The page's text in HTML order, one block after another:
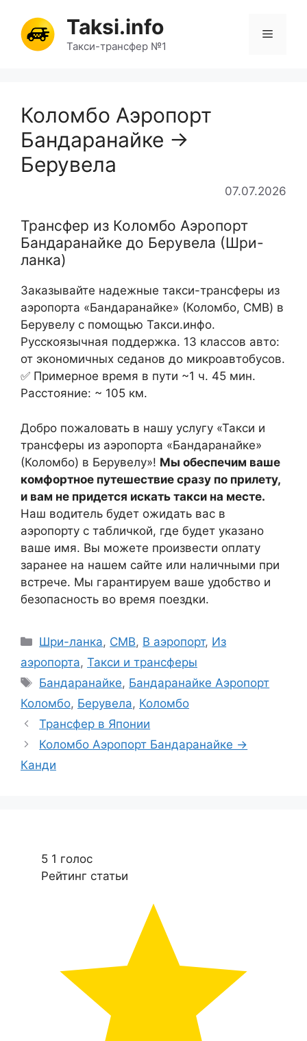
содержимому
Taksi.info
Такси-трансфер №1
Меню
Коломбо Аэропорт
Бандаранайке →
Берувела
07.07.2026
Трансфер из Коломбо Аэропорт
Бандаранайке до Берувела (Шри-
ланка)
Заказывайте надежные такси-трансферы из
аэропорта «Бандаранайке» (Коломбо, CMB) в
Берувелу с помощью Такси.инфо.
Русскоязычная поддержка. 13 классов авто:
от экономичных седанов до микроавтобусов.
✅ Примерное время в пути ~1 ч. 45 мин.
Расстояние: ~ 105 км.
Добро пожаловать в нашу услугу «Такси и
трансферы из аэропорта «Бандаранайке»
(Коломбо) в Берувелу»! Мы обеспечим ваше
комфортное путешествие сразу по прилету,
и вам не придется искать такси на месте.
Наш водитель будет ожидать вас в
аэропорту с табличкой, где будет указано
ваше имя. Вы можете произвести оплату
заранее на нашем сайте или наличными при
встрече. Мы гарантируем ваше удобство и
безопасность во время поездки.
Рубрики
Шри-ланка, CMB, В аэропорт, Из
аэропорта, Такси и трансферы
Метки
Бандаранайке, Бандаранайке Аэропорт
Коломбо, Берувела, Коломбо
Трансфер в Японии
Коломбо Аэропорт Бандаранайке →
Канди
5 1 голос
Рейтинг статьи